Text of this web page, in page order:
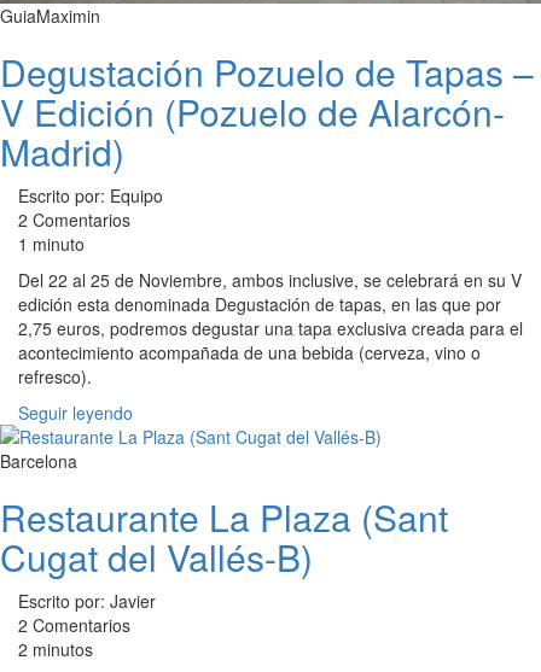
GuiaMaximin
Degustación Pozuelo de Tapas –
V Edición (Pozuelo de Alarcón-
Madrid)
Escrito por: Equipo
2 Comentarios
1 minuto
Del 22 al 25 de Noviembre, ambos inclusive, se celebrará en su V
edición esta denominada Degustación de tapas, en las que por
2,75 euros, podremos degustar una tapa exclusiva creada para el
acontecimiento acompañada de una bebida (cerveza, vino o
refresco).
Seguir leyendo
Barcelona
Restaurante La Plaza (Sant
Cugat del Vallés-B)
Escrito por: Javier
2 Comentarios
2 minutos